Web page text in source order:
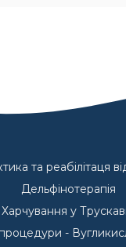
та реабілітаця
Дельфінотерапія
Харчування у
процедури -